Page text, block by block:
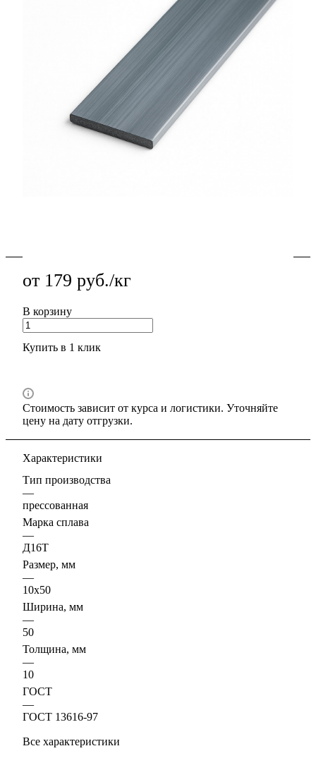
от 179 руб./кг
В корзину
Купить в 1 клик
Стоимость зависит от курса и логистики. Уточняйте
цену на дату отгрузки.
Характеристики
Тип производства
—
прессованная
Марка сплава
—
Д16Т
Размер, мм
—
10х50
Ширина, мм
—
50
Толщина, мм
—
10
ГОСТ
—
ГОСТ 13616-97
Все характеристики